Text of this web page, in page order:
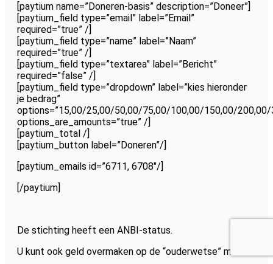
[paytium name=”Doneren-basis” description=”Doneer”]
[paytium_field type=”email” label=”Email”
required=”true” /]
[paytium_field type=”name” label=”Naam”
required=”true” /]
[paytium_field type=”textarea” label=”Bericht”
required=”false” /]
[paytium_field type=”dropdown” label=”kies hieronder
je bedrag”
options=”15,00/25,00/50,00/75,00/100,00/150,00/
options_are_amounts=”true” /]
[paytium_total /]
[paytium_button label=”Doneren”/]
[paytium_emails id=”6711, 6708″/]
[/paytium]
De stichting heeft een ANBI-status.
U kunt ook geld overmaken op de “ouderwetse” manier.